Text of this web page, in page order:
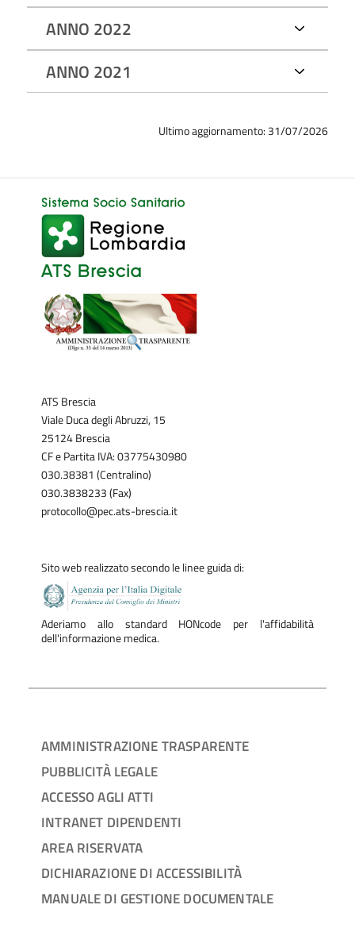
ANNO 2022
ANNO 2021
Ultimo aggiornamento: 31/07/2026
ATS Brescia
Viale Duca degli Abruzzi, 15
25124 Brescia
CF e Partita IVA: 03775430980
030.38381 (Centralino)
030.3838233 (Fax)
protocollo@pec.ats-brescia.it
Sito web realizzato secondo le linee guida di:
Aderiamo allo standard HONcode per l'affidabilità
dell'informazione medica.
AMMINISTRAZIONE TRASPARENTE
PUBBLICITÀ LEGALE
ACCESSO AGLI ATTI
INTRANET DIPENDENTI
AREA RISERVATA
DICHIARAZIONE DI ACCESSIBILITÀ
MANUALE DI GESTIONE DOCUMENTALE